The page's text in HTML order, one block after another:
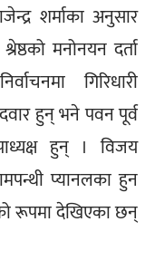
शर्माका अनुसार
मनोनयन दर्ता
गिरिधारी
हुन् भने पवन पूर्व
हुन् । विजय
प्यानलका हुन
रूपमा देखिएका छन्